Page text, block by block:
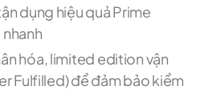
dụng hiệu quả Prime
hóa, limited edition vận
Fulfilled) để đảm bảo kiểm